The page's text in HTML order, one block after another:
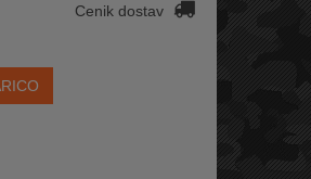
Cenik dostav